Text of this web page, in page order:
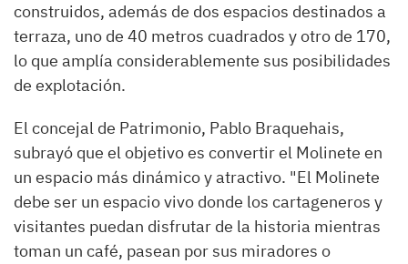
construidos, además de dos espacios destinados a
terraza, uno de 40 metros cuadrados y otro de 170,
lo que amplía considerablemente sus posibilidades
de explotación.
El concejal de Patrimonio, Pablo Braquehais,
subrayó que el objetivo es convertir el Molinete en
un espacio más dinámico y atractivo. "El Molinete
debe ser un espacio vivo donde los cartageneros y
visitantes puedan disfrutar de la historia mientras
toman un café, pasean por sus miradores o